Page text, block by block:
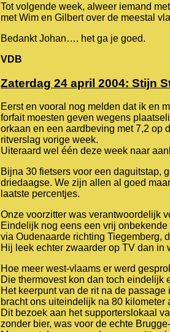
Tot volgende week, alweer iemand
met Wim en Gilbert over de meestal
Bedankt Johan…. het ga je goed.
VDB
Zaterdag 24 april 2004: Stijn
Eerst en vooral nog melden dat ik en
forfait moesten geven wegens
orkaan en een aardbeving met 7,2
ritverslag vorige week.
Uiteraard wel één deze week naar
Bijna 30 fietsers voor een daguitstap,
driedaagse. We zijn allen al goed
laatste percentjes.
Onze voorzitter was verantwoordelijk
Eindelijk nog eens een vrij
via Oudenaarde richting Tiegemberg,
Hij leek echter zwaarder op TV dan in
Hoe meer west-vlaams er werd
Die thermovest kon dan toch
Het keerpunt van de rit na de
bracht ons uiteindelijk na 80 kilometer
Dit bezoek aan het supporterslokaal
zonder bier, was voor de echte